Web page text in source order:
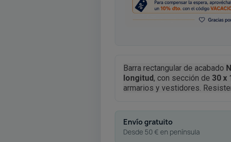
Barra rectangular de acabado
longitud, con sección de30 x
armarios y vestidores.
Envío gratuito
Desde 50 € en península